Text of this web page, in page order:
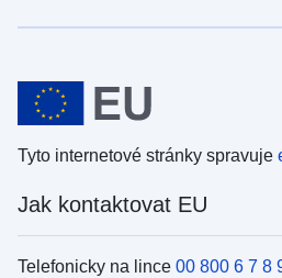
Tyto internetové stránky spravuje
Jak kontaktovat EU
Telefonicky na lince 00 800 6 7 8